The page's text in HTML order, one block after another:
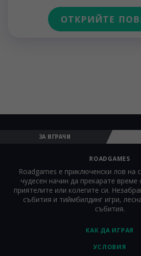
ОТКРИЙТЕ
ЗА ИГРАЧИ
КАК ДА ИГРАЯ
УСЛОВИЯ
ROADGAMES
Roadgames е приключенски лов на
чудесен начин да прекарате
приятелите или колегите си.
събития и тиймбилдинг игри,
събития.